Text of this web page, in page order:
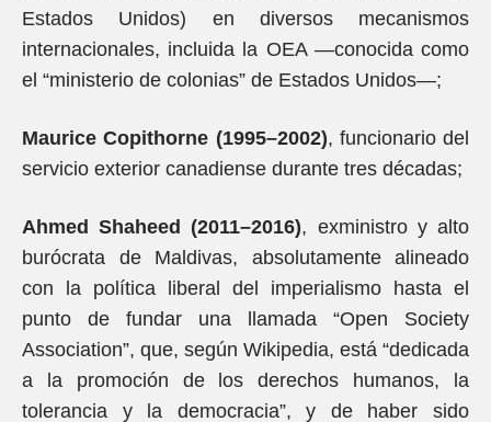
Estados Unidos) en diversos mecanismos
internacionales, incluida la OEA —conocida como
el “ministerio de colonias” de Estados Unidos—;
Maurice Copithorne (1995–2002), funcionario del
servicio exterior canadiense durante tres décadas;
Ahmed Shaheed (2011–2016), exministro y alto
burócrata de Maldivas, absolutamente alineado
con la política liberal del imperialismo hasta el
punto de fundar una llamada “Open Society
Association”, que, según Wikipedia, está “dedicada
a la promoción de los derechos humanos, la
tolerancia y la democracia”, y de haber sido